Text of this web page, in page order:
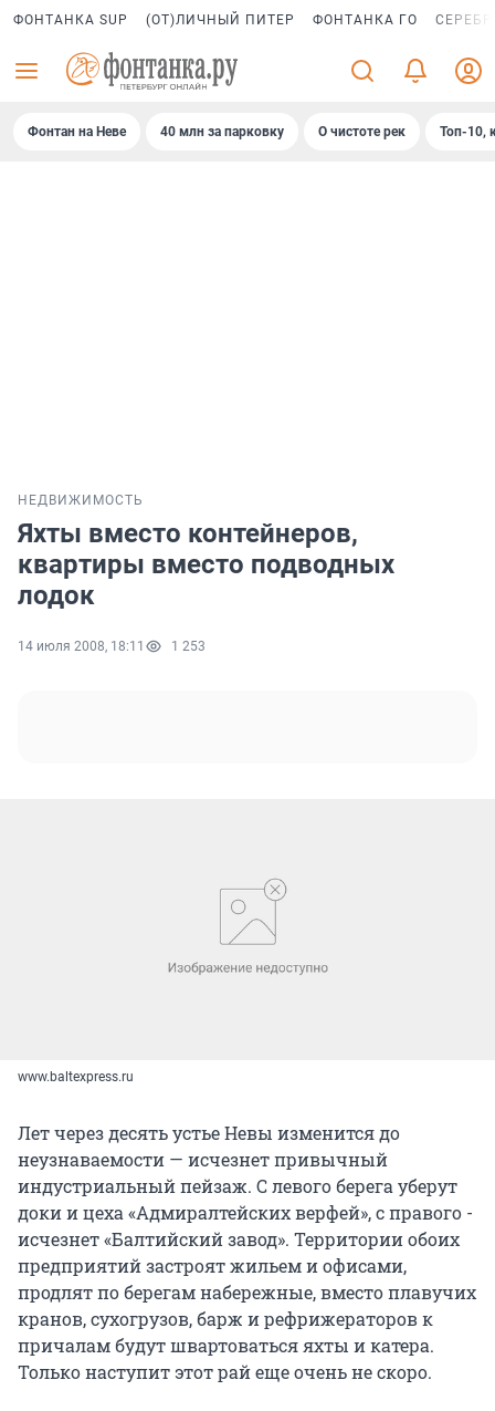
ФОНТАНКА SUP (ОТ)ЛИЧНЫЙ ПИТЕР ФОНТАНКА ГО
Фонтан на Неве 40 млн за парковку О чистоте рек Топ-10,
НЕДВИЖИМОСТЬ
Яхты вместо контейнеров,
квартиры вместо подводных
лодок
14 июля 2008, 18:11 1 253
www.baltexpress.ru
Лет через десять устье Невы изменится до
неузнаваемости — исчезнет привычный
индустриальный пейзаж. С левого берега уберут
доки и цеха «Адмиралтейских верфей», с правого -
исчезнет «Балтийский завод». Территории обоих
предприятий застроят жильем и офисами,
продлят по берегам набережные, вместо плавучих
кранов, сухогрузов, барж и рефрижераторов к
причалам будут швартоваться яхты и катера.
Только наступит этот рай еще очень не скоро.